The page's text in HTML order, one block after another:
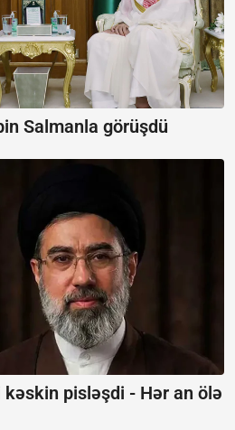
Salmanla görüşdü
pisləşdi - Hər an ölə